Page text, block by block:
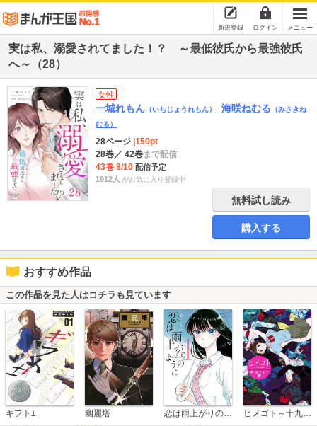
新規登録 ログイン メニュー
実は私、溺愛されてました！？ ～最低彼氏から最強彼氏
へ～（28）
女性
一城れもん （いちじょうれもん） 海咲ねむる （みさきね
むる）
28ページ 150pt
28巻／ 42巻まで配信
43巻 8/10 配信予定
1912人 がお気に入り登録中
無料試し読み
購入する
おすすめ作品
この作品を見た人はコチラも見ています
ギフト± 幽麗塔 恋は雨上がりのように ヒメゴト～十九歳の制服～